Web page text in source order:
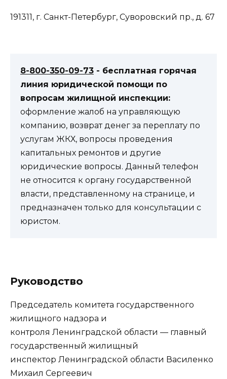
191311, г. Санкт-Петербург, Суворовский пр., д. 67
8-800-350-09-73 - бесплатная горячая
линия юридической помощи по
вопросам жилищной инспекции:
оформление жалоб на управляющую
компанию, возврат денег за переплату по
услугам ЖКХ, вопросы проведения
капитальных ремонтов и другие
юридические вопросы. Данный телефон
не относится к органу государственной
власти, представленному на странице, и
предназначен только для консультации с
юристом.
Руководство
Председатель комитета государственного
жилищного надзора и
контроля Ленинградской области — главный
государственный жилищный
инспектор Ленинградской области Василенко
Михаил Сергеевич